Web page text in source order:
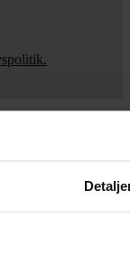
så skriv til